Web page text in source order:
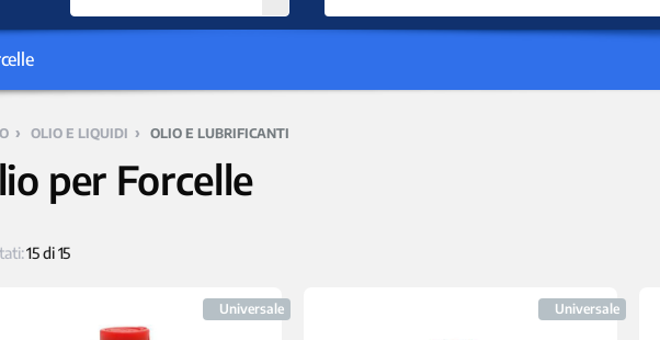
› OLIO E LIQUIDI › OLIO E LUBRIFICANTI
per Forcelle
15 di 15
Universale Universale